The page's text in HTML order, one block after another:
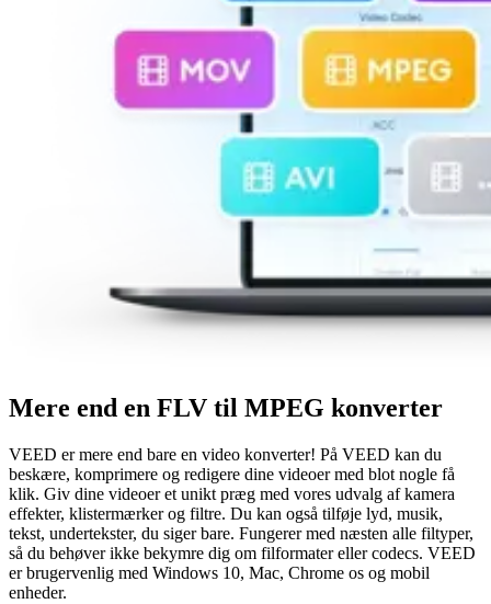
Mere end en FLV til MPEG konverter
VEED er mere end bare en video konverter! På VEED kan du
beskære, komprimere og redigere dine videoer med blot nogle få
klik. Giv dine videoer et unikt præg med vores udvalg af kamera
effekter, klistermærker og filtre. Du kan også tilføje lyd, musik,
tekst, undertekster, du siger bare. Fungerer med næsten alle filtyper,
så du behøver ikke bekymre dig om filformater eller codecs. VEED
er brugervenlig med Windows 10, Mac, Chrome os og mobil
enheder.